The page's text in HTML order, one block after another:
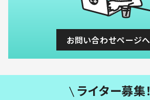
お問い合わせページへ
ライター募集！